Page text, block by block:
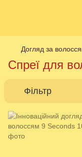
Догляд за
Спреї для
Фільтр